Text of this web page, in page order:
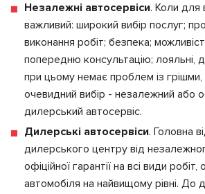
Незалежні автосервіси. Коли для
важливий: широкий вибір послуг;
виконання робіт; безпека;
попередню консультацію; лояльні,
при цьому немає проблем із грішми,
очевидний вибір - незалежний або
дилерський автосервіс.
Дилерські автосервіси. Головна
дилерського центру від
офіційної гарантії на всі види
автомобіля на найвищому рівні. До